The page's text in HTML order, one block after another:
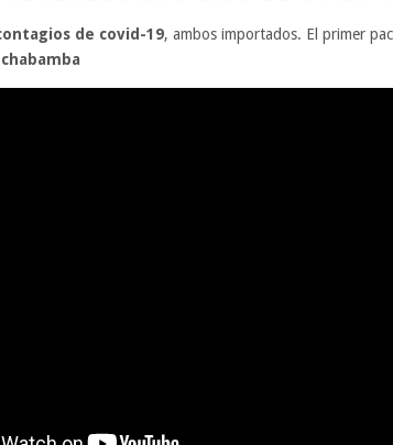
de covid-19, ambos importados. El primer